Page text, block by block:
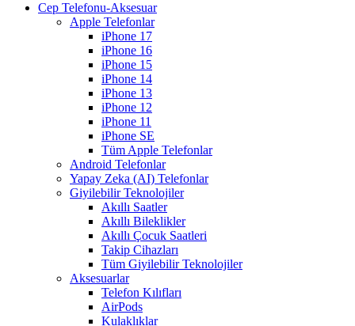
Cep Telefonu-Aksesuar
Apple Telefonlar
iPhone 17
iPhone 16
iPhone 15
iPhone 14
iPhone 13
iPhone 12
iPhone 11
iPhone SE
Tüm Apple Telefonlar
Android Telefonlar
Yapay Zeka (AI) Telefonlar
Giyilebilir Teknolojiler
Akıllı Saatler
Akıllı Bileklikler
Akıllı Çocuk Saatleri
Takip Cihazları
Tüm Giyilebilir Teknolojiler
Aksesuarlar
Telefon Kılıfları
AirPods
Kulaklıklar